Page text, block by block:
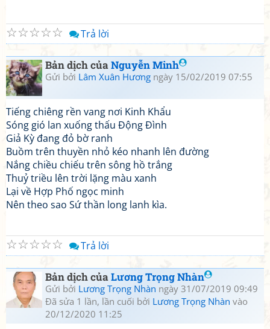
☆
☆
☆
☆
☆ Trả lời
Bản dịch củaNguyễn Minh
Gửi bởi Lâm Xuân Hương ngày 15/02/2019 07:55
Tiếng chiêng rền vang nơi Kinh Khẩu
Sóng gió lan xuống thấu Động Đình
Giả Kỳ đang đỏ bờ ranh
Buồm trên thuyền nhỏ kéo nhanh lên đường
Nắng chiều chiếu trên sông hồ trắng
Thuỷ triều lên trời lặng màu xanh
Lại về Hợp Phố ngọc minh
Nên theo sao Sứ thần long lanh kìa.
☆
☆
☆
☆
☆ Trả lời
Bản dịch củaLương Trọng Nhàn
Gửi bởi Lương Trọng Nhàn ngày 31/07/2019 09:49
Đã sửa 1 lần, lần cuối bởi Lương Trọng Nhàn vào
20/12/2020 11:25